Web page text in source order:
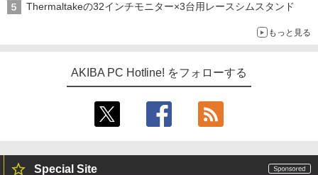
Thermaltakeの32インチモニター×3台用レースシムスタンド
もっと見る
AKIBA PC Hotline! をフォローする
Special Site